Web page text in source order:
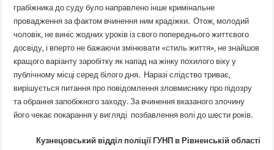
грабіжника до суду було направлено інше кримінальне
провадження за фактом вчинення ним крадіжки. Отож, молодий
чоловік, не виніс жодних уроків із свого попереднього життєвого
досвіду, і вперто не бажаючи змінювати «стиль життя», не знайшов
кращого варіанту заробітку як напад на жінку похилого віку у
публічному місці серед білого дня. Наразі слідство триває,
вирішується питання про повідомлення зловмиснику про підозру
та обрання запобіжного заходу. За вчинення вказаного злочину
його чекає покарання у вигляді позбавлення волі до шести років.
Кузнецовський відділ поліції ГУНП в Рівненській області